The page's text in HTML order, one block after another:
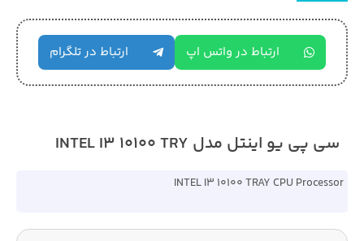
ارتباط در واتس اپ ارتباط در تلگرام
سی پی یو اینتل مدل INTEL I3 10100 TRY
INTEL I3 10100 TRAY CPU Processor